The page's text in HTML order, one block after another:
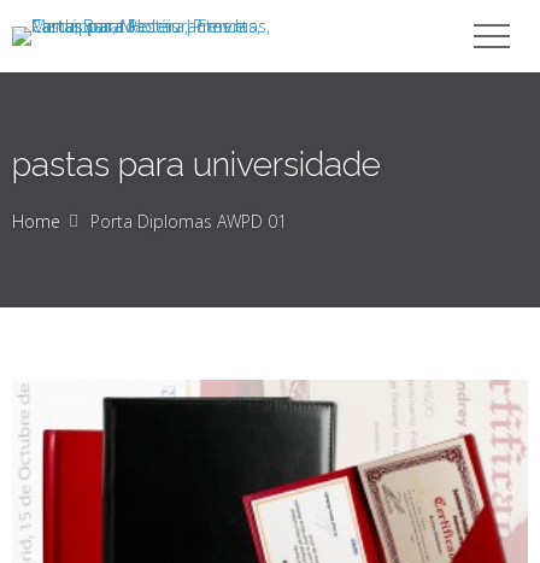
pastas para universidade
Home Porta Diplomas AWPD 01